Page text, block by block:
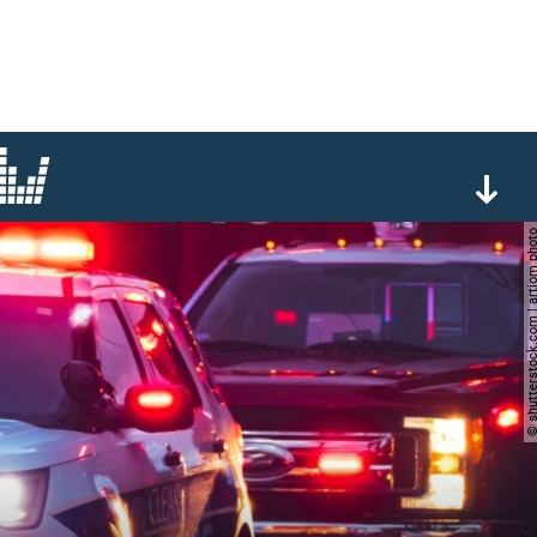
©